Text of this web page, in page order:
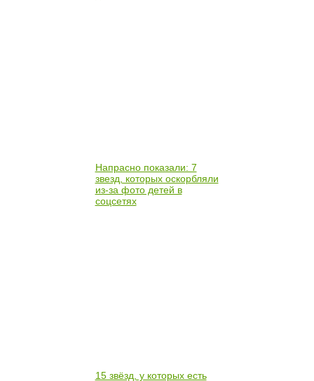
Напрасно показали: 7
звезд, которых оскорбляли
из-за фото детей в
соцсетях
15 звёзд, у которых есть